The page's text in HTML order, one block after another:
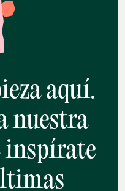
aquí.
nuestra
inspírate